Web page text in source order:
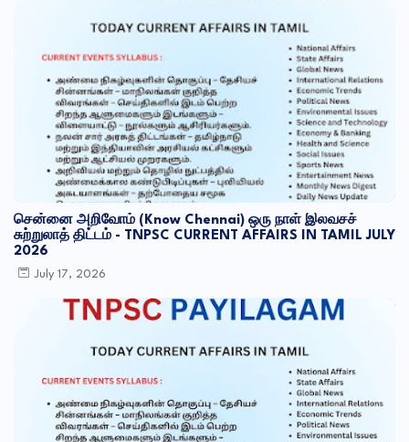
சென்னை அறிவோம் (Know Chennai) ஒரு நாள் இலவசச்
சுற்றுலாத் திட்டம் - TNPSC CURRENT AFFAIRS IN TAMIL JULY
2026
July 17, 2026